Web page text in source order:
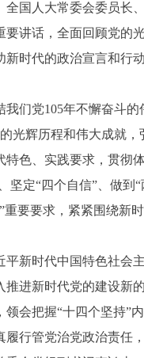
国人大常委会委员长
话，全面回顾党的光
时代的政治宣言和行
党105年不懈奋斗的
光辉历程和伟大成就
色、实践要求，贯彻
坚定“四个自信”、做
要要求，紧紧围绕新
时代中国特色社会主
进新时代党的建设新
会把握“十四个坚持”
行管党治党政治责任